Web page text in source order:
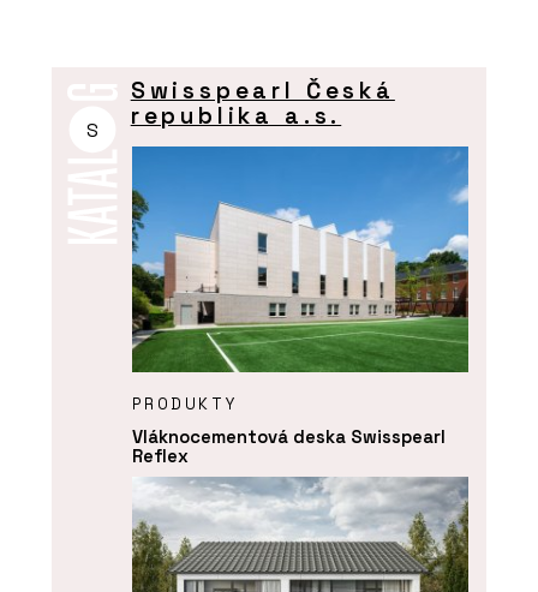
S
Swisspearl Česká
republika a.s.
PRODUKTY
Vláknocementová deska Swisspearl
Reflex